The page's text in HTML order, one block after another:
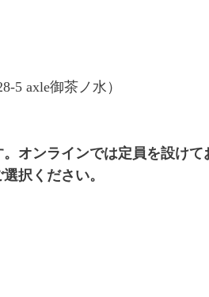
5 axle御茶ノ水）
オンラインでは定員を設けて
択ください。